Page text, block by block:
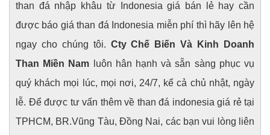
than đá nhập khâu từ Indonesia giá bán lẻ hay cần
được báo giá than đá Indonesia miễn phí thì hãy lên hệ
ngay cho chúng tôi. Cty Chế Biến Và Kinh Doanh
Than Miền Nam luôn hân hạnh và sẵn sàng phục vụ
quý khách mọi lúc, mọi nơi, 24/7, kể cả chủ nhật, ngày
lễ. Để được tư vấn thêm về than đá indonesia giá rẻ tại
TPHCM, BR.Vũng Tàu, Đồng Nai, các bạn vui lòng liên